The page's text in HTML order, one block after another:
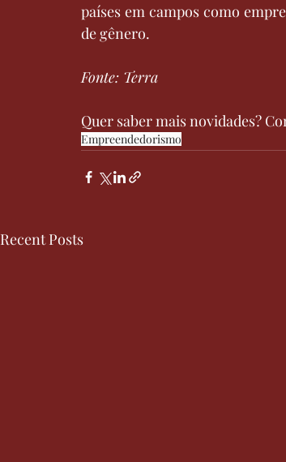
países em campos como
de gênero.
Fonte: Terra
Quer saber mais novidades?
Empreendedorismo
Recent Posts